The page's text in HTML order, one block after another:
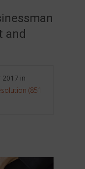
and
2017 in
(851